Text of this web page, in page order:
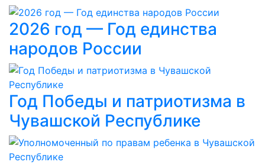
2026 год — Год единства
народов России
Год Победы и патриотизма в
Чувашской Республике